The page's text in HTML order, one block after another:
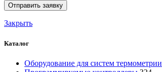
Закрыть
Каталог
Оборудование для систем термометрии